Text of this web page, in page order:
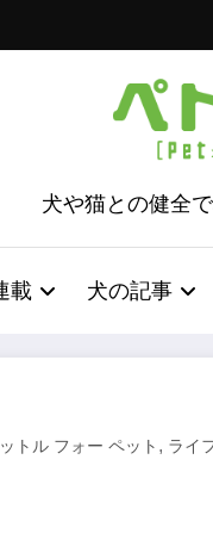
犬や猫との健全
載 犬の記事
トル フォー ペット , ライ